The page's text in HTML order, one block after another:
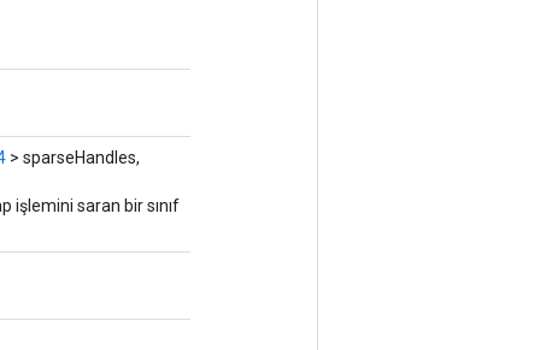
> sparseHandles,
işlemini saran bir sınıf